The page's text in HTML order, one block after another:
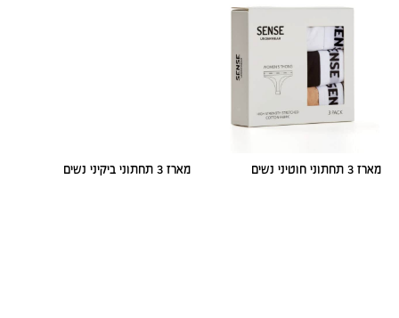
מארז 3 תחתוני חוטיני נשים מארז 3 תחתוני ביקיני נשים